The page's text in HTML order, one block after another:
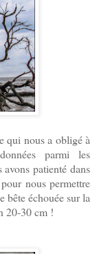
qui nous a obligé à
parmi les
patienté dans
nous permettre
bête échouée sur la
20-30 cm !